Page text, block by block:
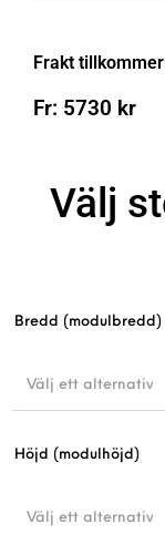
Frakt tillkommer
Fr: 5730 kr
Välj
Bredd (modulbredd)
Välj ett alternativ
Höjd (modulhöjd)
Välj ett alternativ